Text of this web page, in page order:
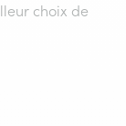
choix de